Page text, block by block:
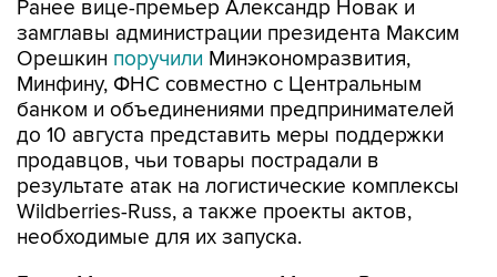
Ранее вице-премьер Александр Новак и
замглавы администрации президента Максим
Орешкин поручили Минэкономразвития,
Минфину, ФНС совместно с Центральным
банком и объединениями предпринимателей
до 10 августа представить меры поддержки
продавцов, чьи товары пострадали в
результате атак на логистические комплексы
Wildberries-Russ, а также проекты актов,
необходимые для их запуска.